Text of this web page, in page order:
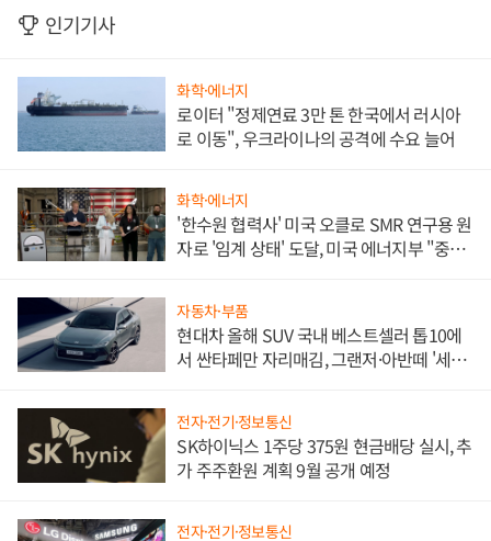
인기기사
화학·에너지
로이터 "정제연료 3만 톤 한국에서 러시아
로 이동", 우크라이나의 공격에 수요 늘어
화학·에너지
'한수원 협력사' 미국 오클로 SMR 연구용 원
자로 '임계 상태' 도달, 미국 에너지부 "중요
자동차·부품
현대차 올해 SUV 국내 베스트셀러 톱10에
서 싼타페만 자리매김, 그랜저·아반떼 '세단
전자·전기·정보통신
SK하이닉스 1주당 375원 현금배당 실시, 추
가 주주환원 계획 9월 공개 예정
전자·전기·정보통신